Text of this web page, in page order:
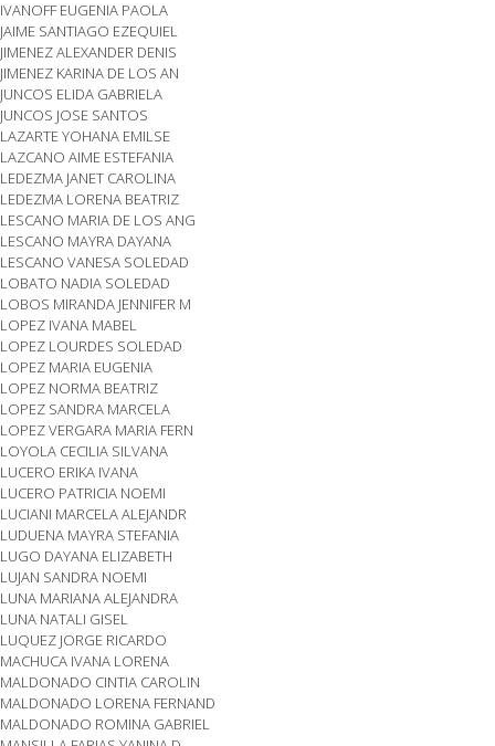
IVANOFF EUGENIA PAOLA
JAIME SANTIAGO EZEQUIEL
JIMENEZ ALEXANDER DENIS
JIMENEZ KARINA DE LOS AN
JUNCOS ELIDA GABRIELA
JUNCOS JOSE SANTOS
LAZARTE YOHANA EMILSE
LAZCANO AIME ESTEFANIA
LEDEZMA JANET CAROLINA
LEDEZMA LORENA BEATRIZ
LESCANO MARIA DE LOS ANG
LESCANO MAYRA DAYANA
LESCANO VANESA SOLEDAD
LOBATO NADIA SOLEDAD
LOBOS MIRANDA JENNIFER M
LOPEZ IVANA MABEL
LOPEZ LOURDES SOLEDAD
LOPEZ MARIA EUGENIA
LOPEZ NORMA BEATRIZ
LOPEZ SANDRA MARCELA
LOPEZ VERGARA MARIA FERN
LOYOLA CECILIA SILVANA
LUCERO ERIKA IVANA
LUCERO PATRICIA NOEMI
LUCIANI MARCELA ALEJANDR
LUDUENA MAYRA STEFANIA
LUGO DAYANA ELIZABETH
LUJAN SANDRA NOEMI
LUNA MARIANA ALEJANDRA
LUNA NATALI GISEL
LUQUEZ JORGE RICARDO
MACHUCA IVANA LORENA
MALDONADO CINTIA CAROLIN
MALDONADO LORENA FERNAND
MALDONADO ROMINA GABRIEL